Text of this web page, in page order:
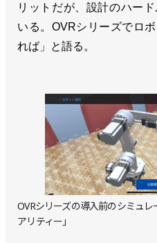
リットだが、設計のハー
いる。OVRシリーズでロ
れば」と語る。
OVRシリーズの導入前のシミュ
アリティー」